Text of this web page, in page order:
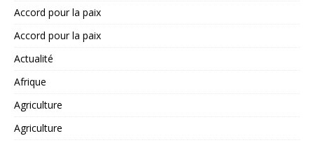
Accord pour la paix
Accord pour la paix
Actualité
Afrique
Agriculture
Agriculture